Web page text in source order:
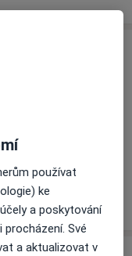
používat
ke
a poskytování
Své
a aktualizovat v